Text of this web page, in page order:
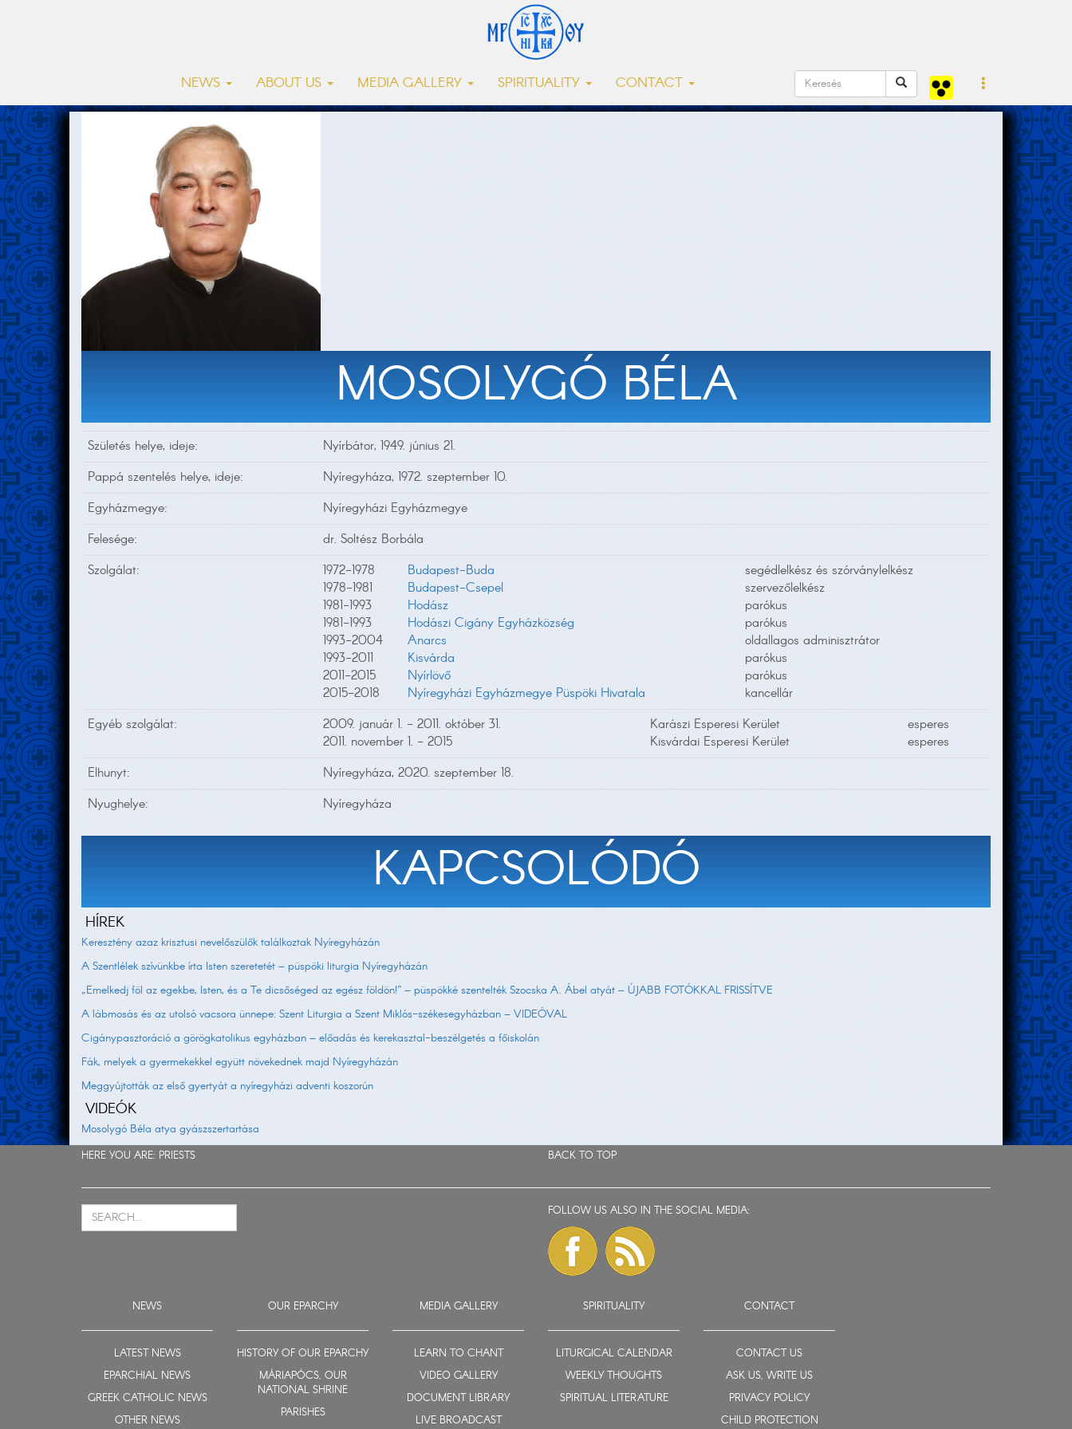
NEWS ABOUT US MEDIA GALLERY SPIRITUALITY CONTACT
MOSOLYGÓ BÉLA
Születés helye, ideje:
Nyírbátor, 1949. június 21.
Pappá szentelés helye, ideje:
Nyíregyháza, 1972. szeptember 10.
Egyházmegye:
Nyíregyházi Egyházmegye
Felesége:
dr. Soltész Borbála
Szolgálat:
1972-1978 Budapest-Buda
segédlelkész és szórványlelkész
1978-1981
Budapest-Csepel
szervezőlelkész
1981-1993
Hodász
parókus
1981-1993
Hodászi Cigány Egyházközség
parókus
1993-2004
Anarcs
oldallagos adminisztrátor
1993-2011
Kisvárda
parókus
2011-2015
Nyírlövő
parókus
2015-2018
Nyíregyházi Egyházmegye Püspöki Hivatala
kancellár
Egyéb szolgálat:
2009. január 1. - 2011. október 31. Karászi Esperesi Kerület
esperes
2011. november 1. - 2015
Kisvárdai Esperesi Kerület
esperes
Elhunyt:
Nyíregyháza, 2020. szeptember 18.
Nyughelye:
Nyíregyháza
KAPCSOLÓDÓ
HÍREK
Keresztény azaz krisztusi nevelőszülők találkoztak Nyíregyházán
A Szentlélek szívünkbe írta Isten szeretetét – püspöki liturgia Nyíregyházán
„Emelkedj föl az egekbe, Isten, és a Te dicsőséged az egész földön!” – püspökké szentelték Szocska A. Ábel atyát – ÚJABB FOTÓKKAL FRISSÍTVE
A lábmosás és az utolsó vacsora ünnepe: Szent Liturgia a Szent Miklós-székesegyházban – VIDEÓVAL
Cigánypasztoráció a görögkatolikus egyházban – előadás és kerekasztal-beszélgetés a főiskolán
Fák, melyek a gyermekekkel együtt növekednek majd Nyíregyházán
Meggyújtották az első gyertyát a nyíregyházi adventi koszorún
VIDEÓK
Mosolygó Béla atya gyászszertartása
HERE YOU ARE: PRIESTS BACK TO TOP
FOLLOW US ALSO IN THE SOCIAL MEDIA:
NEWS
LATEST NEWS
EPARCHIAL NEWS
GREEK CATHOLIC NEWS
OTHER NEWS
OUR EPARCHY
HISTORY OF OUR EPARCHY
MÁRIAPÓCS, OUR
NATIONAL SHRINE
PARISHES
MEDIA GALLERY
LEARN TO CHANT
VIDEO GALLERY
DOCUMENT LIBRARY
LIVE BROADCAST
SPIRITUALITY
LITURGICAL CALENDAR
WEEKLY THOUGHTS
SPIRITUAL LITERATURE
CONTACT
CONTACT US
ASK US, WRITE US
PRIVACY POLICY
CHILD PROTECTION